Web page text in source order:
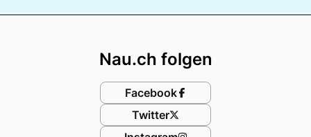
Nau.ch folgen
Facebook
Twitter